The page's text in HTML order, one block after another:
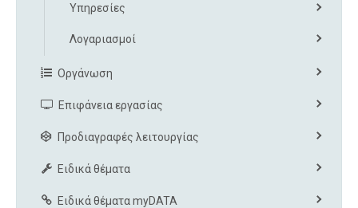
Υπηρεσίες
Λογαριασμοί
Οργάνωση
Επιφάνεια εργασίας
Προδιαγραφές λειτουργίας
Ειδικά θέματα
Ειδικά θέματα myDATA